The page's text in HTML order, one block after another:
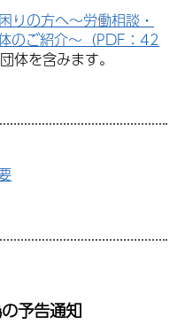
りの方へ～労働相談・
のご紹介～（PDF：42
体を含みます。
予告通知